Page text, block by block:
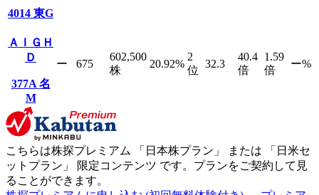
4014 東G
ＡＩＧＨ
Ｄ
377A 名
M
ー 675
602,500
株
20.92%
2
位
32.3
40.4
倍
1.59
倍
ー%
こちらは株探プレミアム 「 日本株プラン 」 または 「 日米セ
ットプラン 」 限定コンテンツ です。プランをご契約して見
ることができます。